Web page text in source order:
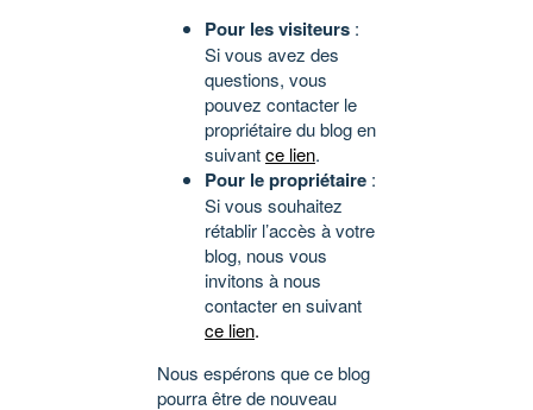
Pour les visiteurs :
Si vous avez des
questions, vous
pouvez contacter le
propriétaire du blog en
suivantce lien.
Pour le propriétaire :
Si vous souhaitez
rétablir l’accès à votre
blog, nous vous
invitons à nous
contacter en suivant
ce lien.
Nous espérons que ce blog
pourra être de nouveau